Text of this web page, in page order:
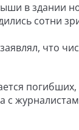
в здании
сотни
что
с